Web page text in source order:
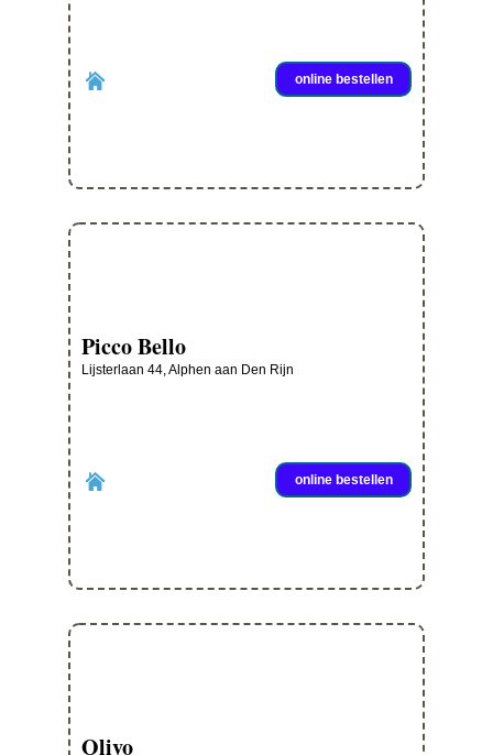
online bestellen
Picco Bello
Lijsterlaan 44, Alphen aan Den Rijn
online bestellen
Olivo